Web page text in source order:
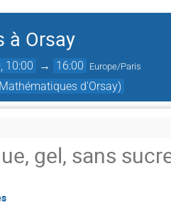
à Orsay
10:00 → 16:00 Europe/Paris
d'Orsay)
gel, sans